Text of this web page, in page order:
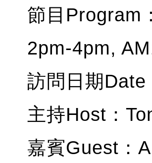
節目Program
2pm-4pm,
訪問日期
主持Host：
嘉賓Guest：